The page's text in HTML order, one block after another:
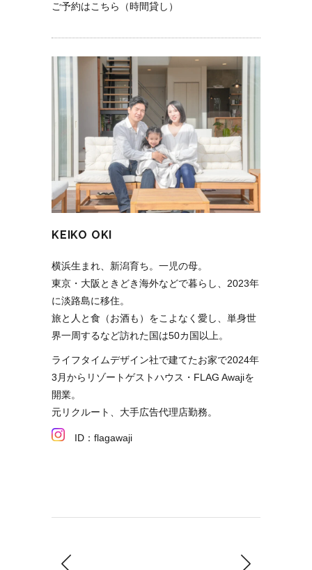
ご予約はこちら（時間貸し）
KEIKO OKI
横浜生まれ、新潟育ち。一児の母。
東京・大阪ときどき海外などで暮らし、2023年
に淡路島に移住。
旅と人と食（お酒も）をこよなく愛し、単身世
界一周するなど訪れた国は50カ国以上。
ライフタイムデザイン社で建てたお家で2024年
3月からリゾートゲストハウス・FLAG Awajiを
開業。
元リクルート、大手広告代理店勤務。
ID：flagawaji